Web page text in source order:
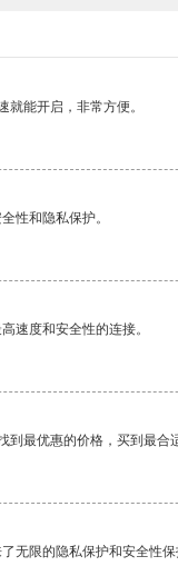
能开启，非常方便。
性和隐私保护。
速度和安全性的连接。
最优惠的价格，买到最合
无限的隐私保护和安全性保